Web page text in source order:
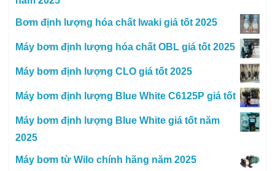
Bơm định lượng hóa chất Iwaki giá tốt 2025
Máy bơm định lượng hóa chất OBL giá tốt 2025
Máy bơm định lượng CLO giá tốt 2025
Máy bơm định lượng Blue White C6125P giá tốt
Máy bơm định lượng Blue White giá tốt năm
2025
Máy bơm từ Wilo chính hãng năm 2025